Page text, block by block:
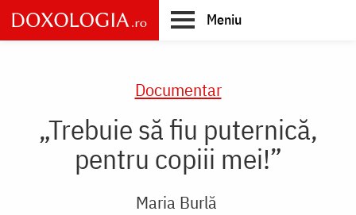
Skip
to
main
Meniu
Documentar
„Trebuie să fiu puternică,
pentru copiii mei!”
Maria Burlă